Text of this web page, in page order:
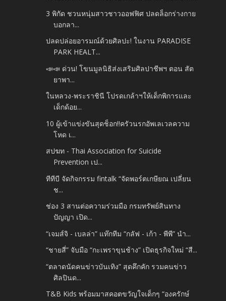
3 พิกัด ชวนหนุ่มสาวชาวออฟฟิศ ปลดล็อกร่างกาย
บอกลา...
ปลดปล่อยอารมณ์ด้วยศิลปะ! ในงาน PARADISE
PARK HEALT...
📣📣 ด่วน! โขนมูลนิธิส่งเสริมศิลปาชีพฯ ตอน สัต
ยาพา...
ในหลวง-พระราชินี โปรดเกล้าฯให้เด็กพิการและ
เด็กด้อย...
10 ผู้เข้าแข่งขันสุดช็อก!!ครัวนรกอัพเลเวลความ
โหด เ...
สปฆท - Thai Association for Suicide
Prevention เป...
ทีทีบี จัดกิจกรรม fintalk “จัดพอร์ตเกษียณ เปลี่ยน
ช...
ช่อง 3 สานต่อความร่วมมือ กรมทรัพย์สินทาง
ปัญญา เปิด...
“เจมส์จิ - เบลล่า” แท๊กทีม “กลัฟ - เก้า - พีพี” นำ...
“ชายสี่” จับมือ “กะเพราขุนช้าง” เปิดธุรกิจใหม่ “สี...
“ตลาดนัดคนข่าวบันเทิง” สุดคึกคัก รวมคนข่าว
ศิลปินด...
T&B Kids พร้อมมาสคอตขวัญใจเด็กๆ “องครักษ์